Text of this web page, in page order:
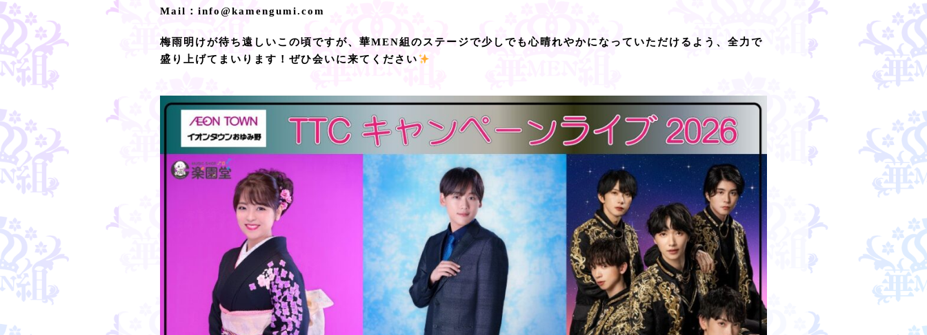
Mail：info@kamengumi.com
梅雨明けが待ち遠しいこの頃ですが、華MEN組のステージで少しでも心晴れやかになっていただけるよう、全力で
盛り上げてまいります！ぜひ会いに来てください